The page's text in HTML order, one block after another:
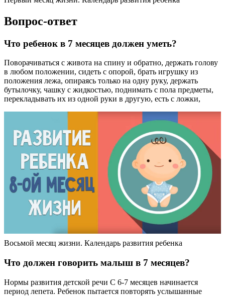
Вопрос-ответ
Что ребенок в 7 месяцев должен уметь?
Поворачиваться с живота на спину и обратно, держать голову
в любом положении, сидеть с опорой, брать игрушку из
положения лежа, опираясь только на одну руку, держать
бутылочку, чашку с жидкостью, поднимать с пола предметы,
перекладывать их из одной руки в другую, есть с ложки,
Восьмой месяц жизни. Календарь развития ребенка
Что должен говорить малыш в 7 месяцев?
Нормы развития детской речи С 6-7 месяцев начинается
период лепета. Ребенок пытается повторять услышанные